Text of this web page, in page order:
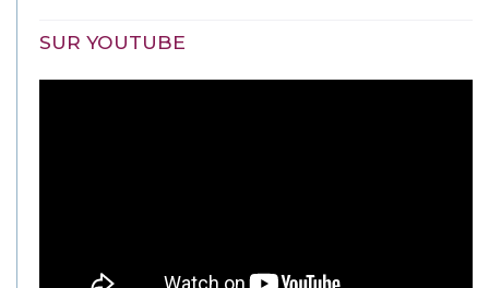
SUR YOUTUBE